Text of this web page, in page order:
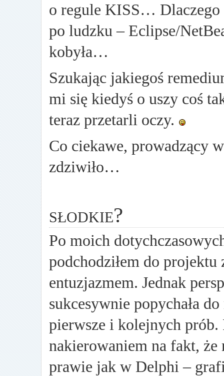
o regule KISS… Dlaczego
po ludzku – Eclipse/
kobyła…
Szukając jakiegoś
mi się kiedyś o uszy coś
teraz przetarli oczy.
Co ciekawe, prowadzący
zdziwiło…
słodkie?
Po moich
podchodziłem do
entuzjazmem. Jednak
sukcesywnie popychała
pierwsze i kolejnych prób.
nakierowaniem na fakt,
prawie jak w Delphi –